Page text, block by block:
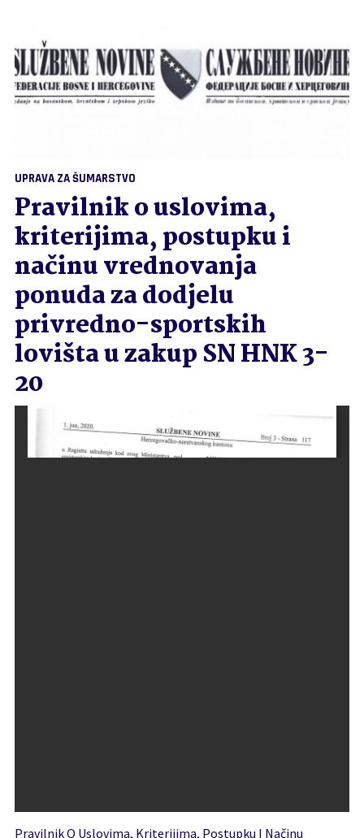
UPRAVA ZA ŠUMARSTVO
Pravilnik o uslovima,
kriterijima, postupku i
načinu vrednovanja
ponuda za dodjelu
privredno-sportskih
lovišta u zakup SN HNK 3-
20
Pravilnik O Uslovima, Kriterijima, Postupku I Načinu